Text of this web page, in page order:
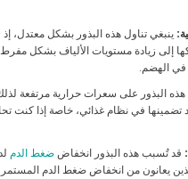
ينبغي تناول هذه البذور بشكل معتدل،
إلى زيادة مستويات الألياف بشكل
في الهضم.
البذور على سعرات حرارية مرتفعة
تضمينها في نظام غذائي، خاصة إذا كنت
قد تُسبب هذه البذور انخفاضضغط الدم
يعانون من انخفاض ضغط الدم المستمر.